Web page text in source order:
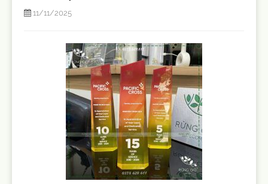
11/11/2025